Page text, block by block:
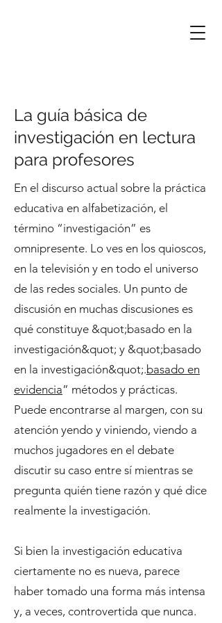
La guía básica de
investigación en lectura
para profesores
En el discurso actual sobre la práctica
educativa en alfabetización, el
término “investigación” es
omnipresente. Lo ves en los quioscos,
en la televisión y en todo el universo
de las redes sociales. Un punto de
discusión en muchas discusiones es
qué constituye &quot;basado en la
investigación&quot; y &quot;basado
en la investigación&quot;.basado en
evidencia” métodos y prácticas.
Puede encontrarse al margen, con su
atención yendo y viniendo, viendo a
muchos jugadores en el debate
discutir su caso entre sí mientras se
pregunta quién tiene razón y qué dice
realmente la investigación.
Si bien la investigación educativa
ciertamente no es nueva, parece
haber tomado una forma más intensa
y, a veces, controvertida que nunca.